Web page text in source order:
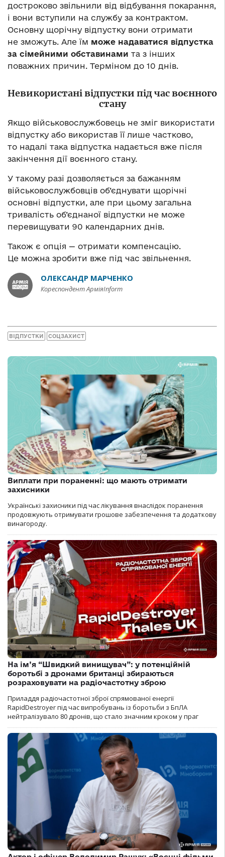
достроково звільнили від відбування покарання,
і вони вступили на службу за контрактом.
Основну щорічну відпустку вони отримати
не зможуть. Але їм може надаватися відпустка
за сімейними обставинами та з інших
поважних причин. Терміном до 10 днів.
Невикористані відпустки під час воєнного
стану
Якщо військовослужбовець не зміг використати
відпустку або використав її лише частково,
то надалі така відпустка надається вже після
закінчення дії воєнного стану.
У такому разі дозволяється за бажанням
військовослужбовців об’єднувати щорічні
основні відпустки, але при цьому загальна
тривалість об’єднаної відпустки не може
перевищувати 90 календарних днів.
Також є опція — отримати компенсацію.
Це можна зробити вже під час звільнення.
ОЛЕКСАНДР МАРЧЕНКО
Кореспондент АрміяInform
ВІДПУСТКИ СОЦЗАХИСТ
Виплати при пораненні: що мають отримати
захисники
Українські захисники під час лікування внаслідок поранення
продовжують отримувати грошове забезпечення та додаткову
винагороду.
На ім’я “Швидкий винищувач”: у потенційній
боротьбі з дронами британці збираються
розраховувати на радіочастотну зброю
Приладдя радіочастотної зброї спрямованої енергії
RapidDestroyer під час випробувань із боротьби з БпЛА
нейтралізувало 80 дронів, що стало значним кроком у праг